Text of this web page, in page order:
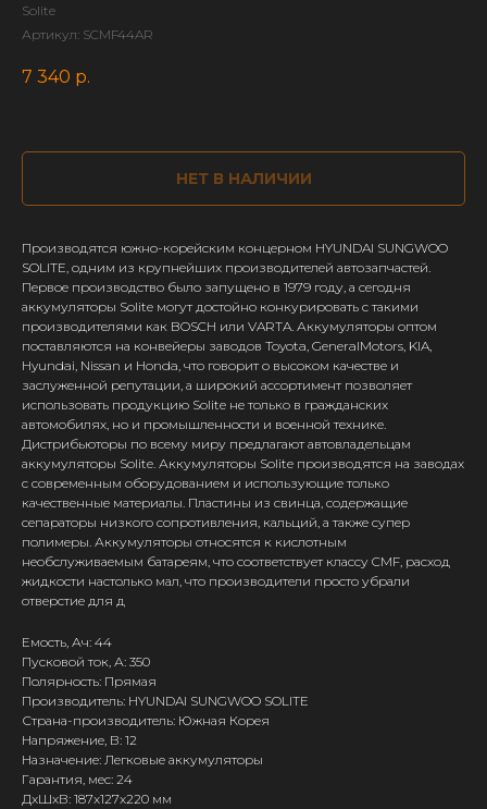
Solite
Артикул: SCMF44AR
7 340 р.
НЕТ В НАЛИЧИИ
Производятся южно-корейским концерном HYUNDAI SUNGWOO
SOLITE, одним из крупнейших производителей автозапчастей.
Первое производство было запущено в 1979 году, а сегодня
аккумуляторы Solite могут достойно конкурировать с такими
производителями как BOSCH или VARTA. Аккумуляторы оптом
поставляются на конвейеры заводов Toyota, GeneralMotors, KIA,
Hyundai, Nissan и Honda, что говорит о высоком качестве и
заслуженной репутации, а широкий ассортимент позволяет
использовать продукцию Solite не только в гражданских
автомобилях, но и промышленности и военной технике.
Дистрибьюторы по всему миру предлагают автовладельцам
аккумуляторы Solite. Аккумуляторы Solite производятся на заводах
с современным оборудованием и использующие только
качественные материалы. Пластины из свинца, содержащие
сепараторы низкого сопротивления, кальций, а также супер
полимеры. Аккумуляторы относятся к кислотным
необслуживаемым батареям, что соответствует классу CMF, расход
жидкости настолько мал, что производители просто убрали
отверстие для д
Емость, Ач: 44
Пусковой ток, А: 350
Полярность: Прямая
Производитель: HYUNDAI SUNGWOO SOLITE
Страна-производитель: Южная Корея
Напряжение, В: 12
Назначение: Легковые аккумуляторы
Гарантия, мес: 24
ДxШxВ: 187x127x220 мм